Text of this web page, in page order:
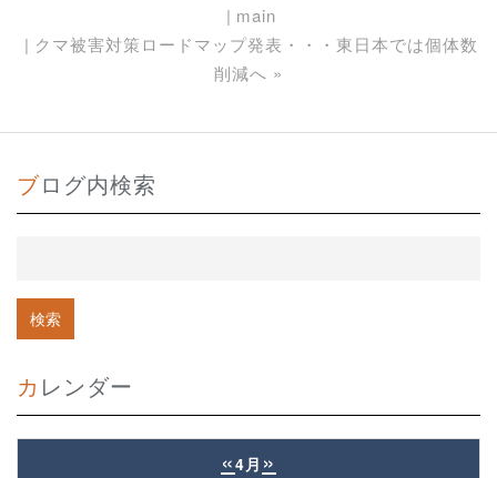
main
クマ被害対策ロードマップ発表・・・東日本では個体数
削減へ »
ブログ内検索
カレンダー
«4月 »